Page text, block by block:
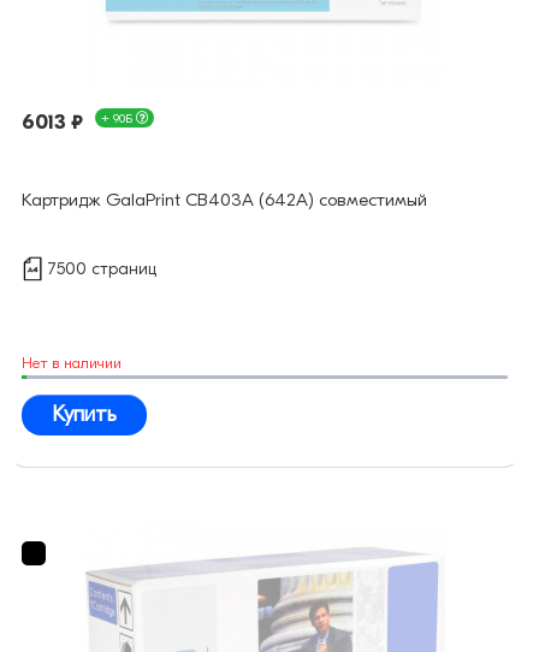
6013 ₽ + 90Б
Картридж GalaPrint CB403A (642A) совместимый
7500 страниц
Нет в наличии
Купить